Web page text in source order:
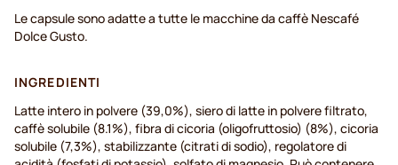
Le capsule sono adatte a tutte le macchine da caffè Nescafé
Dolce Gusto.
INGREDIENTI
Latte intero in polvere (39,0%), siero di latte in polvere filtrato,
caffè solubile (8.1%), fibra di cicoria (oligofruttosio) (8%), cicoria
solubile (7,3%), stabilizzante (citrati di sodio), regolatore di